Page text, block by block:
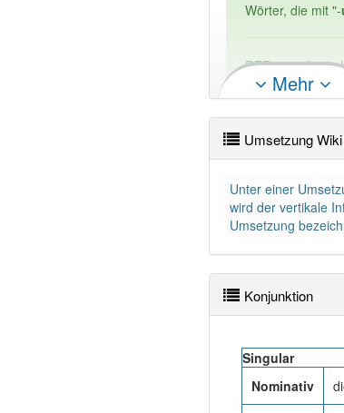
Wörter, die mit "-
DER:127
DIE: 11 043
DAS:2
PowerIndex:
Wörter mit
99% unserer
Mehr
Umsetzung Wiki
Unter einer
wird der vertikale
Umsetzung
Konjunktion
Singular
Nominativ